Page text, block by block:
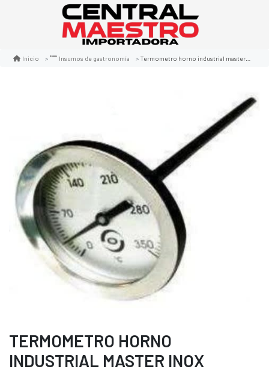
Inicio Insumos de gastronomía Termometro horno industrial master inox
TERMOMETRO HORNO
INDUSTRIAL MASTER INOX